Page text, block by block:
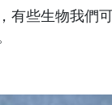
有些生物我們